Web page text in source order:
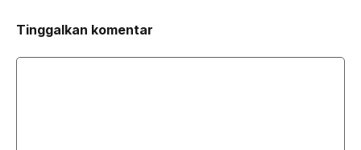
Tinggalkan komentar